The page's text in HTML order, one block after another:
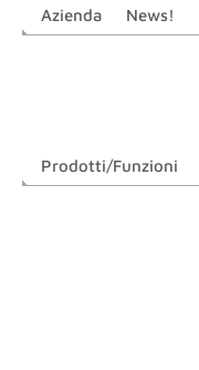
Azienda News!
Prodotti/Funzioni